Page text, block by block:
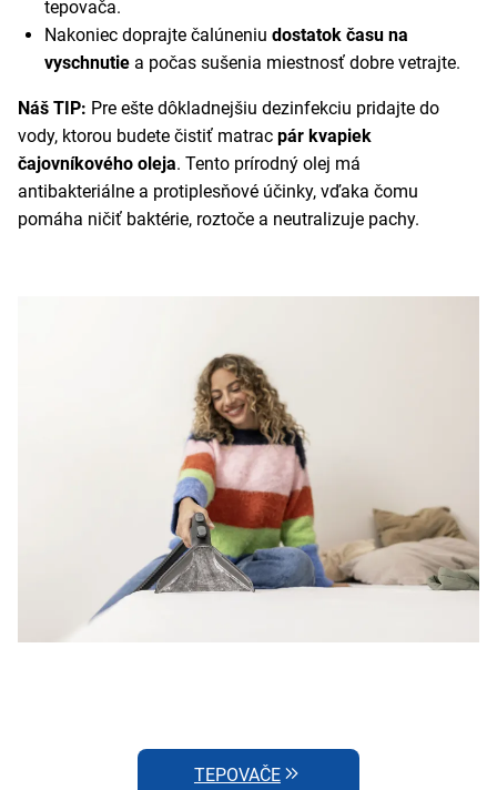
tepovača.
Nakoniec doprajte čalúneniu dostatok času na
vyschnutie a počas sušenia miestnosť dobre vetrajte.
Náš TIP: Pre ešte dôkladnejšiu dezinfekciu pridajte do
vody, ktorou budete čistiť matrac pár kvapiek
čajovníkového oleja. Tento prírodný olej má
antibakteriálne a protiplesňové účinky, vďaka čomu
pomáha ničiť baktérie, roztoče a neutralizuje pachy.
TEPOVAČE